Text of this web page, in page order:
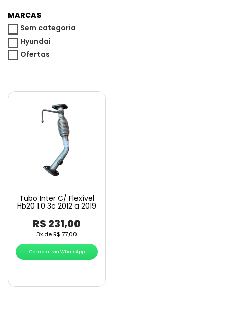
MARCAS
Sem categoria
Hyundai
Ofertas
Tubo Inter C/ Flexível
Hb20 1.0 3c 2012 a 2019
R$ 231,00
3x deR$ 77,00
Comprar via WhatsApp